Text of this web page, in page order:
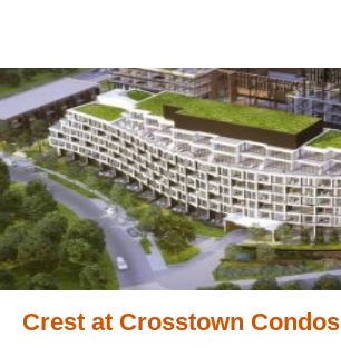
Crest at Crosstown Condos